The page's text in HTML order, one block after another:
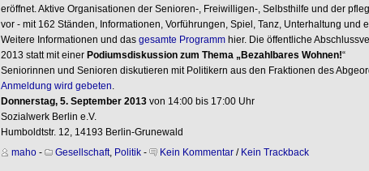
eröffnet. Aktive Organisationen der Senioren-, Freiwilligen-, Selbsthilfe und der
vor - mit 162 Ständen, Informationen, Vorführungen, Spiel, Tanz, Unterhaltung und
Weitere Informationen und das gesamte Programmhier. Die öffentliche
2013 statt mit einer Podiumsdiskussion zum Thema „Bezahlbares Wohnen!“
Seniorinnen und Senioren diskutieren mit Politikern aus den Fraktionen des
Anmeldung wird gebeten.
Donnerstag, 5. September 2013von 14:00 bis 17:00 Uhr
Sozialwerk Berlin e.V.
Humboldtstr. 12, 14193 Berlin-Grunewald
maho- Gesellschaft, Politik- Kein Kommentar/ Kein Trackback